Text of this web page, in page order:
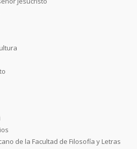
de la Facultad de Filosofía y Letras